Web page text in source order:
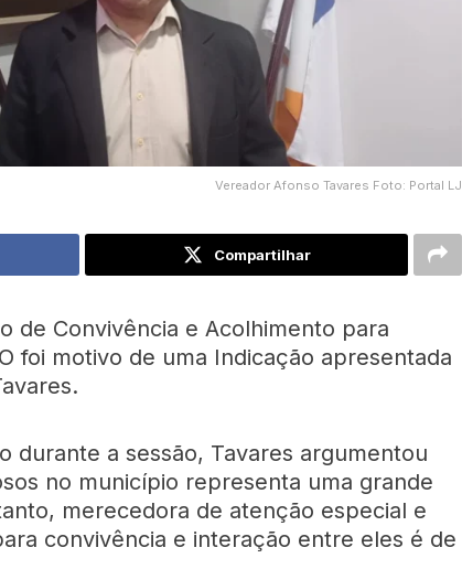
Vereador Afonso Tavares Foto: Portal LJ
Compartilhar
de Convivência e Acolhimento para
foi motivo de uma Indicação apresentada
durante a sessão, Tavares argumentou
no município representa uma grande
merecedora de atenção especial e
convivência e interação entre eles é de